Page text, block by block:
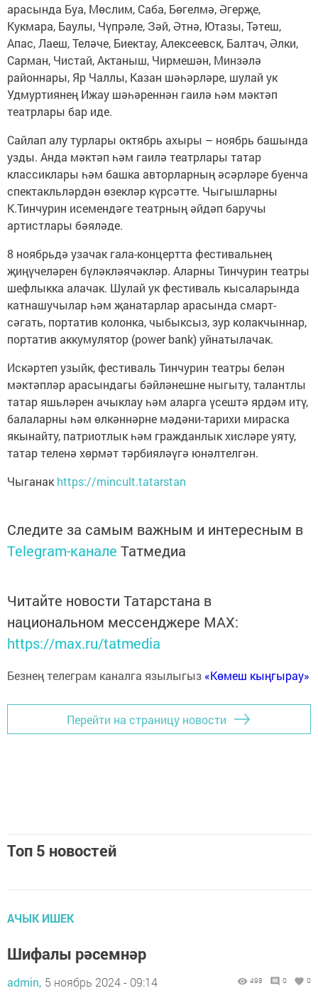
арасында Буа, Мөслим, Саба, Бөгелмә, Әгерҗе,
Кукмара, Баулы, Чүпрәле, Зәй, Әтнә, Ютазы, Тәтеш,
Апас, Лаеш, Теләче, Биектау, Алексеевск, Балтач, Әлки,
Сарман, Чистай, Актаныш, Чирмешән, Минзәлә
районнары, Яр Чаллы, Казан шәһәрләре, шулай ук
Удмуртиянең Ижау шәһәреннән гаилә һәм мәктәп
театрлары бар иде.
Сайлап алу турлары октябрь ахыры – ноябрь башында
узды. Анда мәктәп һәм гаилә театрлары татар
классиклары һәм башка авторларның әсәрләре буенча
спектакльләрдән өзекләр күрсәтте. Чыгышларны
К.Тинчурин исемендәге театрның әйдәп баручы
артистлары бәяләде.
8 ноябрьдә узачак гала-концертта фестивальнең
җиңүчеләрен бүләкләячәкләр. Аларны Тинчурин театры
шефлыкка алачак. Шулай ук фестиваль кысаларында
катнашучылар һәм җанатарлар арасында смарт-
сәгать, портатив колонка, чыбыксыз, зур колакчыннар,
портатив аккумулятор (power bank) уйнатылачак.
Искәртеп узыйк, фестиваль Тинчурин театры белән
мәктәпләр арасындагы бәйләнешне ныгыту, талантлы
татар яшьләрен ачыклау һәм аларга үсештә ярдәм итү,
балаларны һәм өлкәннәрне мәдәни-тарихи мираска
якынайту, патриотлык һәм гражданлык хисләре уяту,
татар теленә хөрмәт тәрбияләүгә юнәлтелгән.
Чыганакhttps://mincult.tatarstan
Следите за самым важным и интересным в
Telegram-канале Татмедиа
Читайте новости Татарстана в
национальном мессенджере MАХ:
https://max.ru/tatmedia
Безнең телеграм каналга язылыгыз «Көмеш кыңгырау»
Перейти на страницу новости
Топ 5 новостей
АЧЫК ИШЕК
Шифалы рәсемнәр
admin, 5 ноябрь 2024 - 09:14 498 0 0